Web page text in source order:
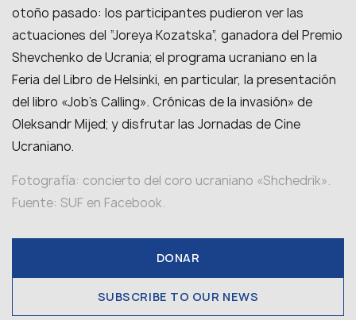
otoño pasado: los participantes pudieron ver las
actuaciones del “Joreya Kozatska”, ganadora del Premio
Shevchenko de Ucrania; el programa ucraniano en la
Feria del Libro de Helsinki, en particular, la presentación
del libro «Job’s Calling». Crónicas de la invasión» de
Oleksandr Mijed; y disfrutar las Jornadas de Cine
Ucraniano.
Fotografía: concierto del coro ucraniano «Shchedrik».
Fuente: SUF en Facebook.
DONAR
SUBSCRIBE TO OUR NEWS